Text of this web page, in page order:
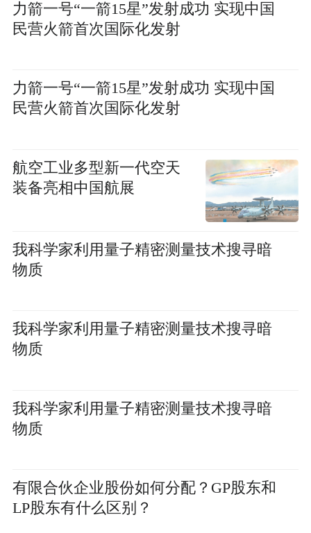
力箭一号“一箭15星”发射成功 实现中国
民营火箭首次国际化发射
力箭一号“一箭15星”发射成功 实现中国
民营火箭首次国际化发射
航空工业多型新一代空天
装备亮相中国航展
我科学家利用量子精密测量技术搜寻暗
物质
我科学家利用量子精密测量技术搜寻暗
物质
我科学家利用量子精密测量技术搜寻暗
物质
有限合伙企业股份如何分配？GP股东和
LP股东有什么区别？